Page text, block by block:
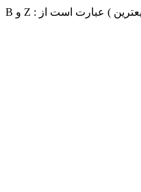
زمان قطع این تیپها به ترتیب ( از سریعترین ) عبارت است از : Z و B